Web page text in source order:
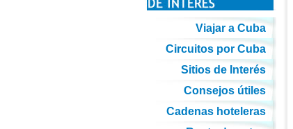
Viajar a Cuba
Circuitos por Cuba
Sitios de Interés
Consejos útiles
Cadenas hoteleras